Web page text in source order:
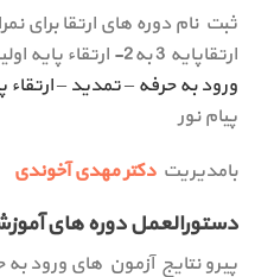
ارتقاپایه 3 به2- ارتقاء پایه اولین برگزار کننده مجازی
ورود به حرفه – تمدید – ارتقاء
پیام نور
بامدیریتدکتر مهدی آخوندی
دستورالعمل دوره های آموزشی